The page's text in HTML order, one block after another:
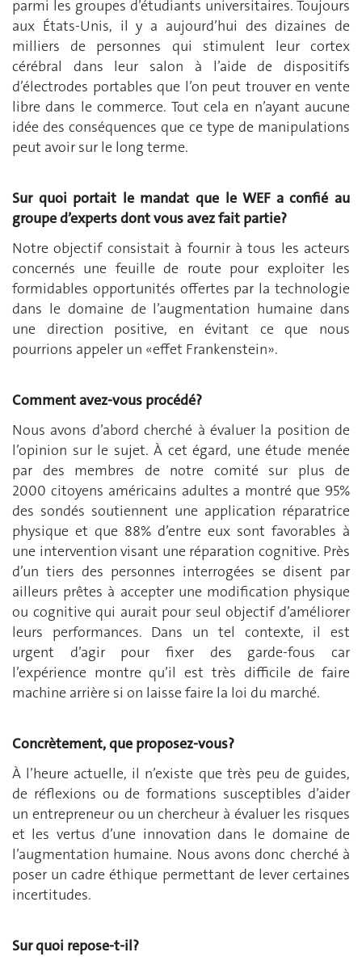
parmi les groupes d’étudiants universitaires. Toujours
aux États-Unis, il y a aujourd’hui des dizaines de
milliers de personnes qui stimulent leur cortex
cérébral dans leur salon à l’aide de dispositifs
d’électrodes portables que l’on peut trouver en vente
libre dans le commerce. Tout cela en n’ayant aucune
idée des conséquences que ce type de manipulations
peut avoir sur le long terme.
Sur quoi portait le mandat que le WEF a confié au
groupe d’experts dont vous avez fait partie?
Notre objectif consistait à fournir à tous les acteurs
concernés une feuille de route pour exploiter les
formidables opportunités offertes par la technologie
dans le domaine de l’augmentation humaine dans
une direction positive, en évitant ce que nous
pourrions appeler un «effet Frankenstein».
Comment avez-vous procédé?
Nous avons d’abord cherché à évaluer la position de
l’opinion sur le sujet. À cet égard, une étude menée
par des membres de notre comité sur plus de
2000 citoyens américains adultes a montré que 95%
des sondés soutiennent une application réparatrice
physique et que 88% d’entre eux sont favorables à
une intervention visant une réparation cognitive. Près
d’un tiers des personnes interrogées se disent par
ailleurs prêtes à accepter une modification physique
ou cognitive qui aurait pour seul objectif d’améliorer
leurs performances. Dans un tel contexte, il est
urgent d’agir pour fixer des garde-fous car
l’expérience montre qu’il est très difficile de faire
machine arrière si on laisse faire la loi du marché.
Concrètement, que proposez-vous?
À l’heure actuelle, il n’existe que très peu de guides,
de réflexions ou de formations susceptibles d’aider
un entrepreneur ou un chercheur à évaluer les risques
et les vertus d’une innovation dans le domaine de
l’augmentation humaine. Nous avons donc cherché à
poser un cadre éthique permettant de lever certaines
incertitudes.
Sur quoi repose-t-il?